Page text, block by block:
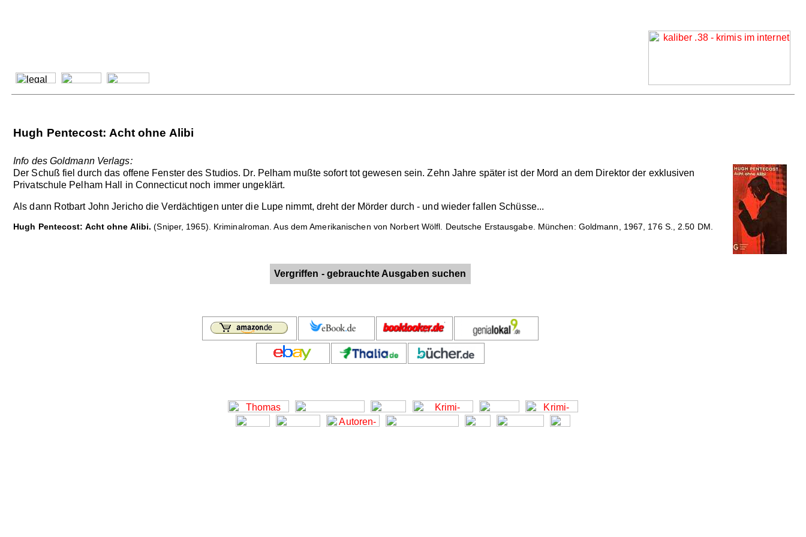
Hugh Pentecost: Acht ohne Alibi
Info des Goldmann Verlags:
Der Schuß fiel durch das offene Fenster des Studios. Dr. Pelham mußte sofort tot gewesen sein. Zehn Jahre später ist der Mord an dem Direktor der exklusiven
Privatschule Pelham Hall in Connecticut noch immer ungeklärt.
Als dann Rotbart John Jericho die Verdächtigen unter die Lupe nimmt, dreht der Mörder durch - und wieder fallen Schüsse...
Hugh Pentecost: Acht ohne Alibi. (Sniper, 1965). Kriminalroman. Aus dem Amerikanischen von Norbert Wölfl. Deutsche Erstausgabe. München: Goldmann, 1967, 176 S., 2.50 DM.
Vergriffen - gebrauchte Ausgaben suchen